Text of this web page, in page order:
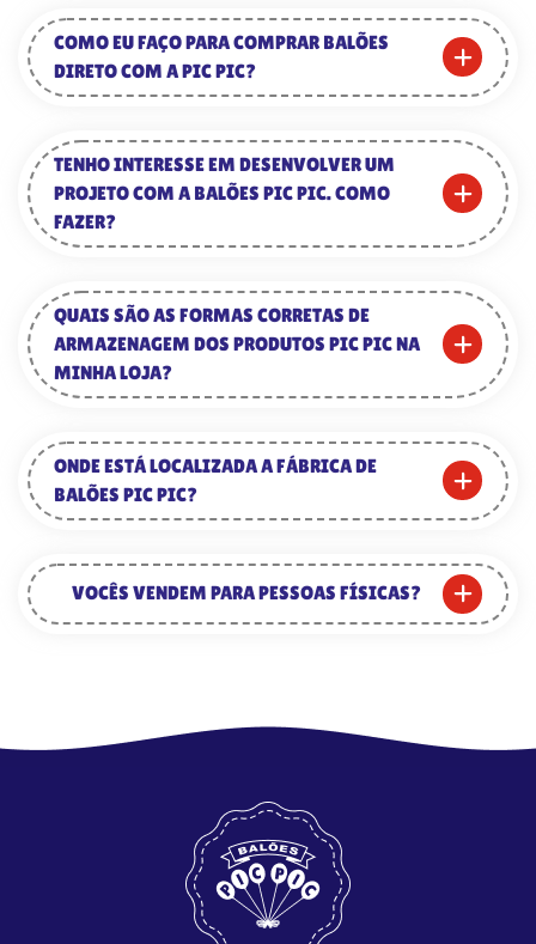
COMO EU FAÇO PARA COMPRAR BALÕES
DIRETO COM A PIC PIC?
TENHO INTERESSE EM DESENVOLVER UM
PROJETO COM A BALÕES PIC PIC. COMO
FAZER?
QUAIS SÃO AS FORMAS CORRETAS DE
ARMAZENAGEM DOS PRODUTOS PIC PIC NA
MINHA LOJA?
ONDE ESTÁ LOCALIZADA A FÁBRICA DE
BALÕES PIC PIC?
VOCÊS VENDEM PARA PESSOAS FÍSICAS?